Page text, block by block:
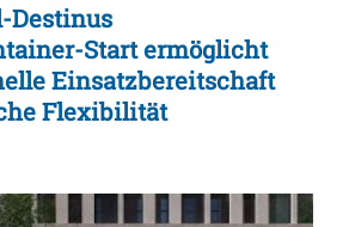
Destinus
Start ermöglicht
Einsatzbereitschaft
Flexibilität